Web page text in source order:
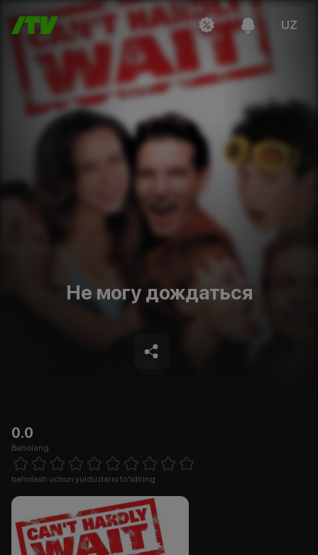
UZ
Не могу дождаться
0.0
Baholang
1 Star 2 Stars 3 Stars 4 Stars5 Stars 6 Stars7 Stars8 Stars
baholash uchun yulduzlarni to'ldiring